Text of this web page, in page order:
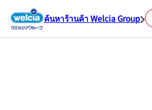
ค้นหาร้านค้า Welcia Group